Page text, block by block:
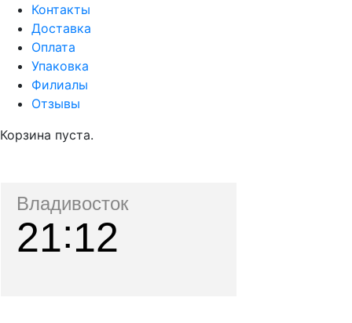
Контакты
Доставка
Оплата
Упаковка
Филиалы
Отзывы
Корзина пуста.
Владивосток
21 12